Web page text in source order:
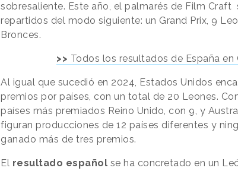
sobresaliente. Este año, el palmarés de Film
repartidos del modo siguiente: un Grand Prix, 9
Bronces.
>> Todos los resultados de España en
Al igual que sucedió en 2024, Estados Unidos
premios por países, con un total de 20 Leones.
países más premiados Reino Unido, con 9, y
figuran producciones de 12 países diferentes y
ganado más de tres premios.
El resultado español se ha concretado en un